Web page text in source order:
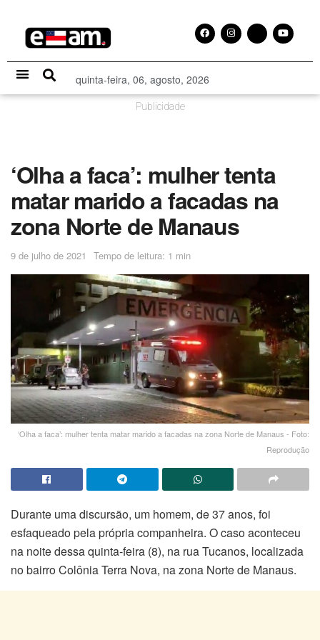
quinta-feira, 06, agosto, 2026
Publicidade
‘Olha a faca’: mulher tenta
matar marido a facadas na
zona Norte de Manaus
9 de julho de 2021 Tempo de leitura: 1 min
‘Olha a faca’: mulher tenta matar marido a facadas na zona Norte de Manaus - Foto:
Reprodução
Durante uma discursão, um homem, de 37 anos, foi
esfaqueado pela própria companheira. O caso aconteceu
na noite dessa quinta-feira (8), na rua Tucanos, localizada
no bairro Colônia Terra Nova, na zona Norte de Manaus.